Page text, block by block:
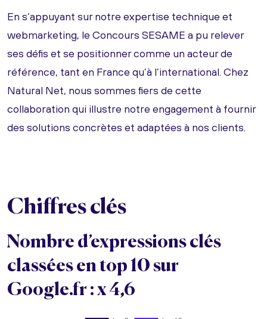
En s’appuyant sur notre expertise technique et
webmarketing, le Concours SESAME a pu relever
ses défis et se positionner comme un acteur de
référence, tant en France qu’à l’international. Chez
Natural Net, nous sommes fiers de cette
collaboration qui illustre notre engagement à fournir
des solutions concrètes et adaptées à nos clients.
Chiffres clés
Nombre d’expressions clés
classées en top 10 sur
Google.fr : x 4,6